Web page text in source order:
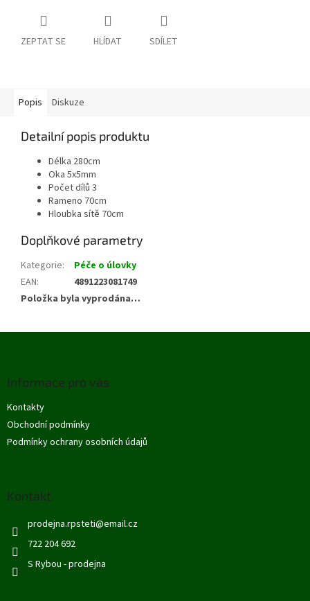
ZEPTAT SE HLÍDAT SDÍLET
Popis Diskuze
Detailní popis produktu
Délka 280cm
Oka 5x5mm
Počet dílů 3
Rameno 70cm
Hloubka sítě 70cm
Doplňkové parametry
Kategorie:
Péče o úlovky
EAN:
4891223081749
Položka byla vyprodána…
Informace pro vás
Kontakty
Obchodní podmínky
Podmínky ochrany osobních údajů
Kontakt
prodejna.rpsteti@email.cz
722 204 692
S Rybou - prodejna